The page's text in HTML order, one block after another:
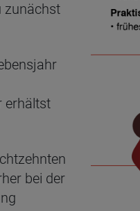
zunächst
erhältst
bei der